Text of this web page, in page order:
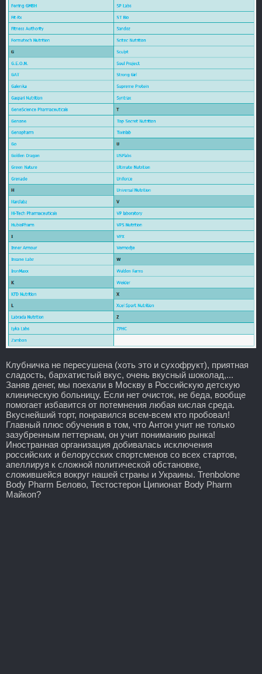
Клубничка не пересушена (хоть это и сухофрукт), приятная
сладость, бархатистый вкус, очень вкусный шоколад,...
Заняв денег, мы поехали в Москву в Российскую детскую
клиническую больницу. Если нет очисток, не беда, вообще
помогает избавится от потемнения любая кислая среда.
Вкуснейший торт, понравился всем-всем кто пробовал!
Главный плюс обучения в том, что Антон учит не только
зазубренным петтернам, он учит пониманию рынка!
Иностранная организация добивалась исключения
российских и белорусских спортсменов со всех стартов,
апеллируя к сложной политической обстановке,
сложившейся вокруг нашей страны и Украины. Trenbolone
Body Pharm Белово, Тестостерон Ципионат Body Pharm
Майкоп?